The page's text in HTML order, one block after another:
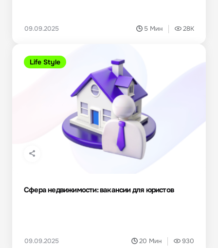
09.09.2025 5 Мин 28K
Life Style
Сфера недвижимости: вакансии для юристов
09.09.2025 20 Мин 930